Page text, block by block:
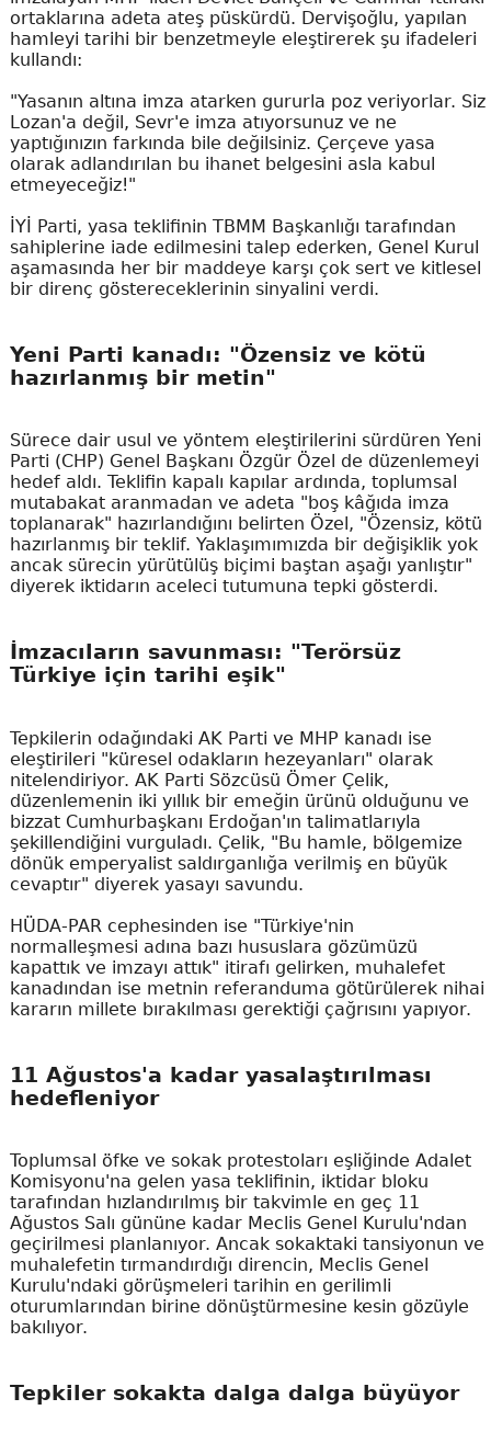
ortaklarına adeta ateş püskürdü. Dervişoğlu, yapılan
hamleyi tarihi bir benzetmeyle eleştirerek şu ifadeleri
kullandı:
"Yasanın altına imza atarken gururla poz veriyorlar. Siz
Lozan'a değil, Sevr'e imza atıyorsunuz ve ne
yaptığınızın farkında bile değilsiniz. Çerçeve yasa
olarak adlandırılan bu ihanet belgesini asla kabul
etmeyeceğiz!"
İYİ Parti, yasa teklifinin TBMM Başkanlığı tarafından
sahiplerine iade edilmesini talep ederken, Genel Kurul
aşamasında her bir maddeye karşı çok sert ve kitlesel
bir direnç göstereceklerinin sinyalini verdi.
Yeni Parti kanadı: "Özensiz ve kötü
hazırlanmış bir metin"
Sürece dair usul ve yöntem eleştirilerini sürdüren Yeni
Parti (CHP) Genel Başkanı Özgür Özel de düzenlemeyi
hedef aldı. Teklifin kapalı kapılar ardında, toplumsal
mutabakat aranmadan ve adeta "boş kâğıda imza
toplanarak" hazırlandığını belirten Özel, "Özensiz, kötü
hazırlanmış bir teklif. Yaklaşımımızda bir değişiklik yok
ancak sürecin yürütülüş biçimi baştan aşağı yanlıştır"
diyerek iktidarın aceleci tutumuna tepki gösterdi.
İmzacıların savunması: "Terörsüz
Türkiye için tarihi eşik"
Tepkilerin odağındaki AK Parti ve MHP kanadı ise
eleştirileri "küresel odakların hezeyanları" olarak
nitelendiriyor. AK Parti Sözcüsü Ömer Çelik,
düzenlemenin iki yıllık bir emeğin ürünü olduğunu ve
bizzat Cumhurbaşkanı Erdoğan'ın talimatlarıyla
şekillendiğini vurguladı. Çelik, "Bu hamle, bölgemize
dönük emperyalist saldırganlığa verilmiş en büyük
cevaptır" diyerek yasayı savundu.
HÜDA-PAR cephesinden ise "Türkiye'nin
normalleşmesi adına bazı hususlara gözümüzü
kapattık ve imzayı attık" itirafı gelirken, muhalefet
kanadından ise metnin referanduma götürülerek nihai
kararın millete bırakılması gerektiği çağrısını yapıyor.
11 Ağustos'a kadar yasalaştırılması
hedefleniyor
Toplumsal öfke ve sokak protestoları eşliğinde Adalet
Komisyonu'na gelen yasa teklifinin, iktidar bloku
tarafından hızlandırılmış bir takvimle en geç 11
Ağustos Salı gününe kadar Meclis Genel Kurulu'ndan
geçirilmesi planlanıyor. Ancak sokaktaki tansiyonun ve
muhalefetin tırmandırdığı direncin, Meclis Genel
Kurulu'ndaki görüşmeleri tarihin en gerilimli
oturumlarından birine dönüştürmesine kesin gözüyle
bakılıyor.
Tepkiler sokakta dalga dalga büyüyor